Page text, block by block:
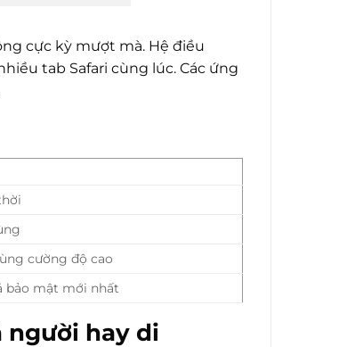
cực kỳ mượt mà. Hệ điều
tab Safari cùng lúc. Các ứng
cường độ cao
bảo mật mới nhất
người hay di